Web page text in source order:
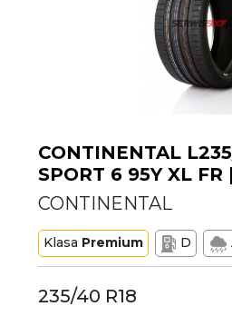
CONTINENTAL
SPORT 6 95Y XL FR
CONTINENTAL
Klasa Premium D
235/40 R18